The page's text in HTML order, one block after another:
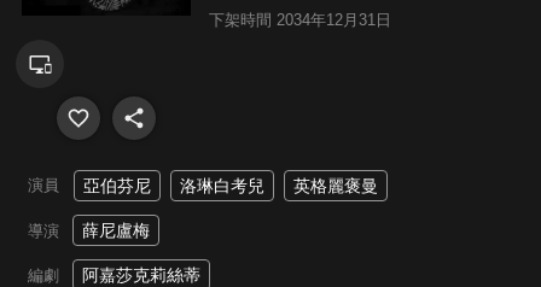
下架時間 2034年12月31日
演員 亞伯芬尼 洛琳白考兒 英格麗褒曼
導演 薛尼盧梅
編劇 阿嘉莎克莉絲蒂